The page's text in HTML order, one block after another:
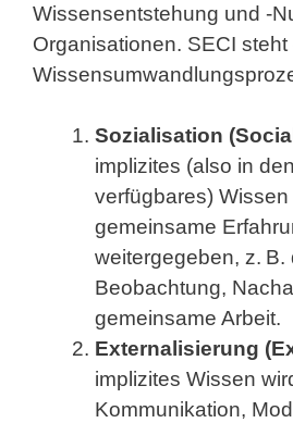
Wissensentstehung und -
Organisationen. SECI
Sozialisation
implizites (also in
verfügbares)
gemeinsame
weitergegeben, z. B.
Beobachtung,
gemeinsame Arbeit.
Externalisierung
implizites Wissen
Kommunikation,